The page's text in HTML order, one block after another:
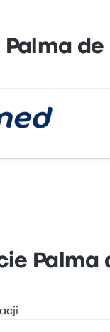
Palma
Palma